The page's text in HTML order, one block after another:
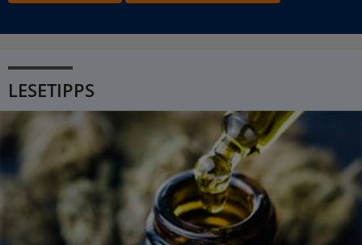
LESETIPPS